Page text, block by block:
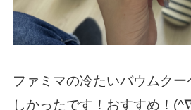
ファミマの冷たいバウムク
しかったです！おすすめ！